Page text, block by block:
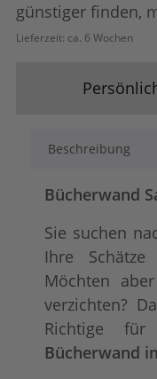
günstiger finden,
Lieferzeit: ca. 6 Wochen
Beschreibung
Bücherwand
Sie suchen
Ihre
Möchten
verzichten?
Richtige
Bücherwand